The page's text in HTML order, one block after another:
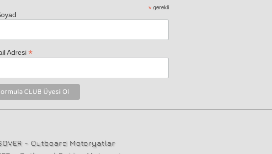
* gerekli
Adresi *
- Outboard Motoryatlar